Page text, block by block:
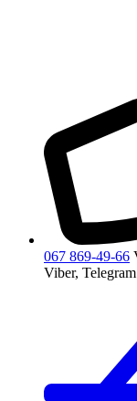
067 869-49-66
Viber, Telegram